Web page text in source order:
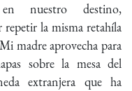
nuestro destino,
repetir la misma retahíla
madre aprovecha para
sobre la mesa del
extranjera que ha